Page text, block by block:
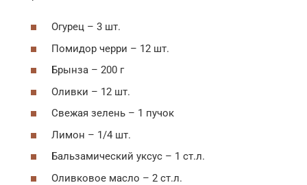
Огурец – 3 шт.
Помидор черри – 12 шт.
Брынза – 200 г
Оливки – 12 шт.
Свежая зелень – 1 пучок
Лимон – 1/4 шт.
Бальзамический уксус – 1 ст.л.
Оливковое масло – 2 ст.л.